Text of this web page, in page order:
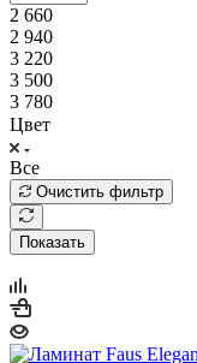
2 660
2 940
3 220
3 500
3 780
Цвет
Все
Очистить фильтр
Показать